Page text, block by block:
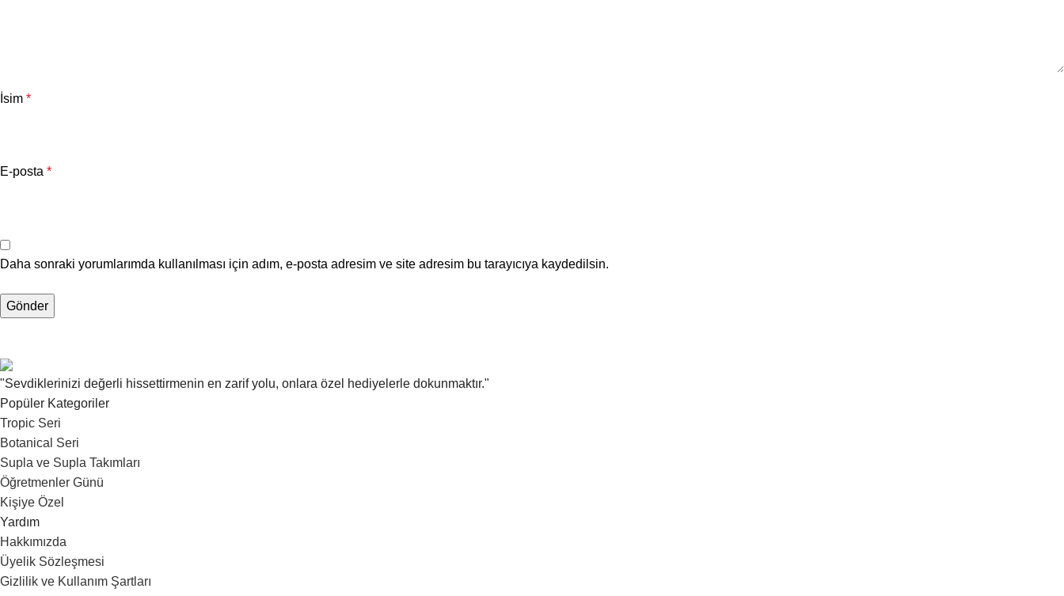
İsim *
E-posta *
Daha sonraki yorumlarımda kullanılması için adım, e-posta adresim ve site adresim bu tarayıcıya kaydedilsin.
"Sevdiklerinizi değerli hissettirmenin en zarif yolu, onlara özel hediyelerle dokunmaktır."
Popüler Kategoriler
Tropic Seri
Botanical Seri
Supla ve Supla Takımları
Öğretmenler Günü
Kişiye Özel
Yardım
Hakkımızda
Üyelik Sözleşmesi
Gizlilik ve Kullanım Şartları